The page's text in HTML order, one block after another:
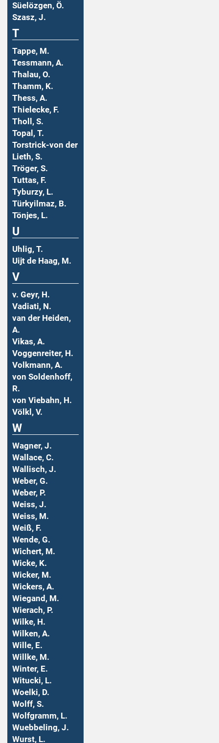
Süelözgen, Ö.
Szasz, J.
T
Tappe, M.
Tessmann, A.
Thalau, O.
Thamm, K.
Thess, A.
Thielecke, F.
Tholl, S.
Topal, T.
Torstrick-von der
Lieth, S.
Tröger, S.
Tuttas, F.
Tyburzy, L.
Türkyilmaz, B.
Tönjes, L.
U
Uhlig, T.
Uijt de Haag, M.
V
v. Geyr, H.
Vadiati, N.
van der Heiden,
A.
Vikas, A.
Voggenreiter, H.
Volkmann, A.
von Soldenhoff,
R.
von Viebahn, H.
Völkl, V.
W
Wagner, J.
Wallace, C.
Wallisch, J.
Weber, G.
Weber, P.
Weiss, J.
Weiss, M.
Weiß, F.
Wende, G.
Wichert, M.
Wicke, K.
Wicker, M.
Wickers, A.
Wiegand, M.
Wierach, P.
Wilke, H.
Wilken, A.
Wille, E.
Willke, M.
Winter, E.
Witucki, L.
Woelki, D.
Wolff, S.
Wolfgramm, L.
Wuebbeling, J.
Wurst, L.